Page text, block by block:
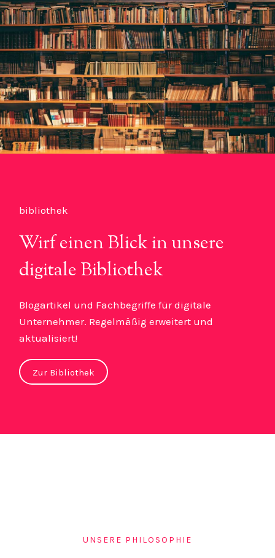
bibliothek
Wirf einen Blick in unsere
digitale Bibliothek
Blogartikel und Fachbegriffe für digitale
Unternehmer. Regelmäßig erweitert und
aktualisiert!
Zur Bibliothek
UNSERE PHILOSOPHIE